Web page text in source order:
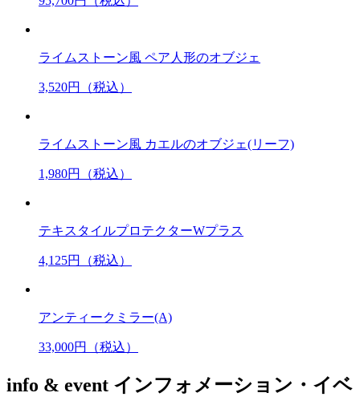
ライムストーン風 ペア人形のオブジェ
3,520円（税込）
ライムストーン風 カエルのオブジェ(リーフ)
1,980円（税込）
テキスタイルプロテクターWプラス
4,125円（税込）
アンティークミラー(A)
33,000円（税込）
info & event インフォメーション・イベ